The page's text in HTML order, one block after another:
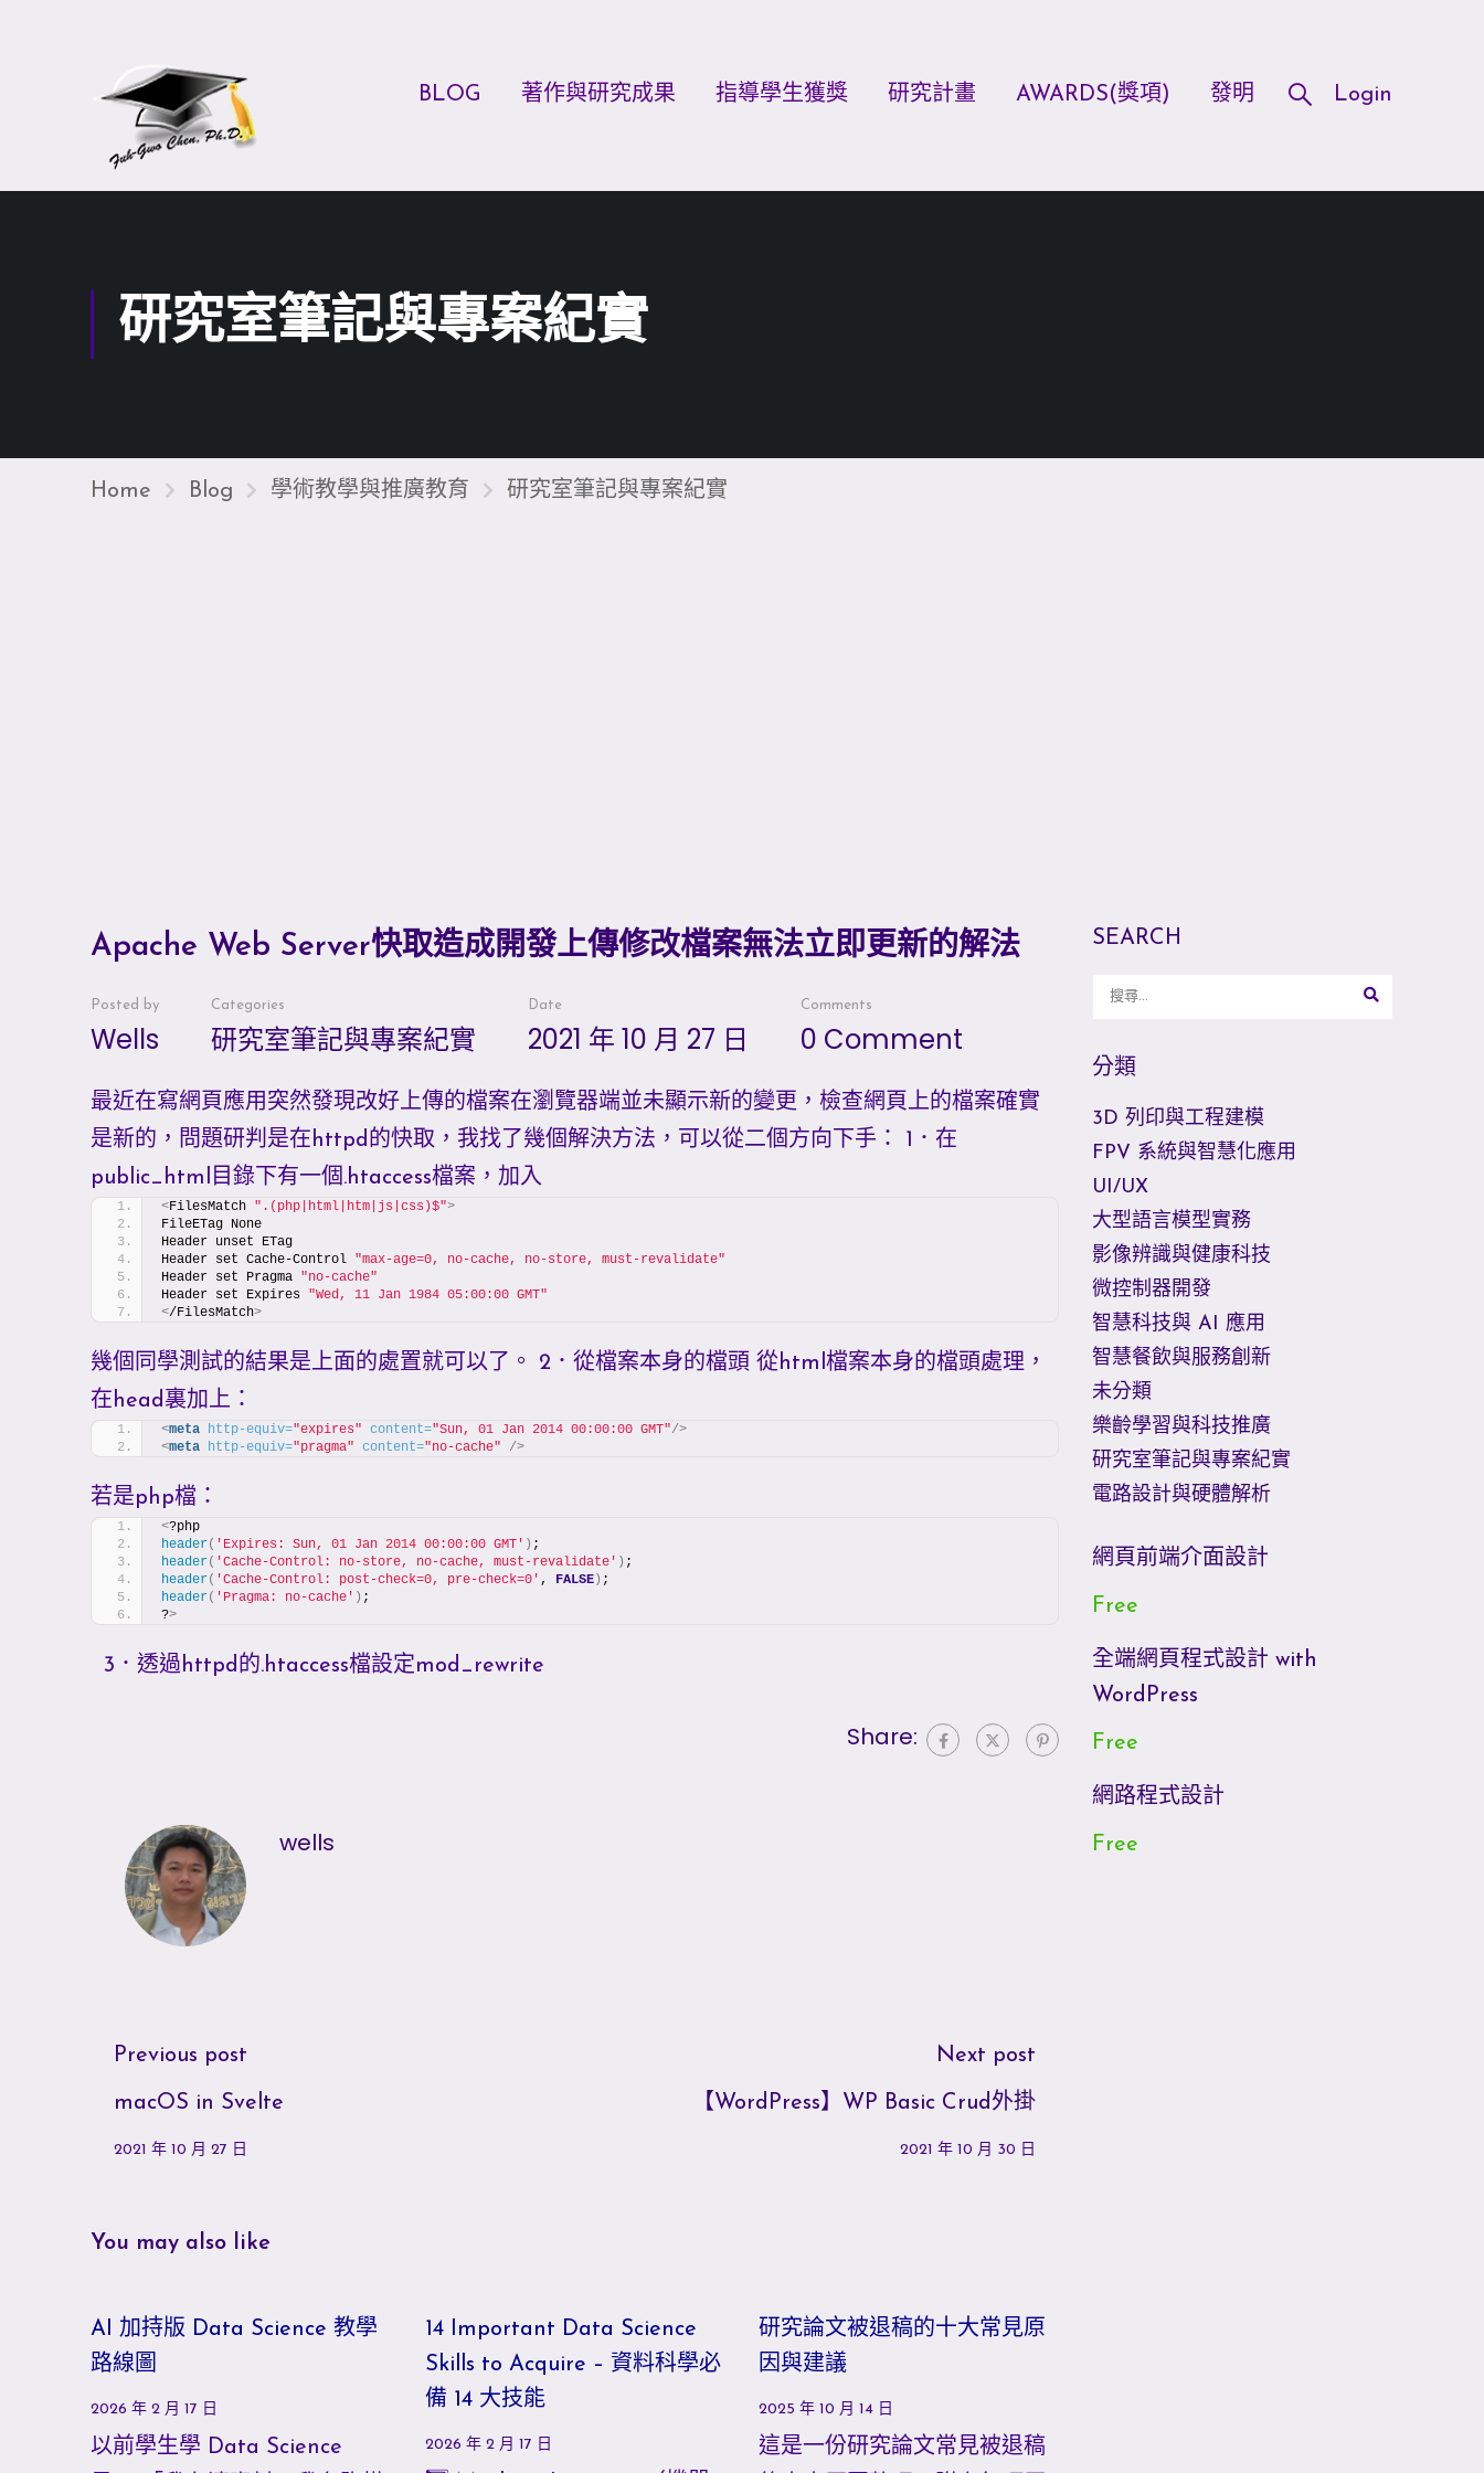
BLOG 著作與研究成果 指導學生獲獎 研究計畫 AWARDS(獎項) 發明 Login
研究室筆記與專案紀實
Home Blog 學術教學與推廣教育 研究室筆記與專案紀實
Apache Web Server快取造成開發上傳修改檔案無法立即更新的解法
Posted by
Wells
Categories
研究室筆記與專案紀實
Date
2021 年 10 月 27 日
Comments
0 Comment
最近在寫網頁應用突然發現改好上傳的檔案在瀏覽器端並未顯示新的變更，檢查網頁上的檔案確實
是新的，問題研判是在httpd的快取，我找了幾個解決方法，可以從二個方向下手： 1．在
public_html目錄下有一個.htaccess檔案，加入
<FilesMatch ".(php|html|htm|js|css)$">
FileETag None
Header unset ETag
Header set Cache-Control "max-age=0, no-cache, no-store, must-revalidate"
Header set Pragma "no-cache"
Header set Expires "Wed, 11 Jan 1984 05:00:00 GMT"
</FilesMatch>
幾個同學測試的結果是上面的處置就可以了。 2．從檔案本身的檔頭 從html檔案本身的檔頭處理，
在head裏加上：
<meta http-equiv="expires" content="Sun, 01 Jan 2014 00:00:00 GMT"/>
<meta http-equiv="pragma" content="no-cache" />
若是php檔：
<?php
header( 'Expires: Sun, 01 Jan 2014 00:00:00 GMT' ) ;
header( 'Cache-Control: no-store, no-cache, must-revalidate' ) ;
header( 'Cache-Control: post-check=0, pre-check=0' , FALSE ) ;
header( 'Pragma: no-cache' ) ;
?>
3．透過httpd的.htaccess檔設定mod_rewrite
Share:
wells
Previous post
macOS in Svelte
2021 年 10 月 27 日
Next post
【WordPress】WP Basic Crud外掛
2021 年 10 月 30 日
You may also like
AI 加持版 Data Science 教學
路線圖
2026 年 2 月 17 日
以前學生學 Data Science
14 Important Data Science
Skills to Acquire – 資料科學必
備 14 大技能
2026 年 2 月 17 日
研究論文被退稿的十大常見原
因與建議
2025 年 10 月 14 日
這是一份研究論文常見被退稿
SEARCH
分類
3D 列印與工程建模
FPV 系統與智慧化應用
UI/UX
大型語言模型實務
影像辨識與健康科技
微控制器開發
智慧科技與 AI 應用
智慧餐飲與服務創新
未分類
樂齡學習與科技推廣
研究室筆記與專案紀實
電路設計與硬體解析
網頁前端介面設計
Free
全端網頁程式設計 with
WordPress
Free
網路程式設計
Free